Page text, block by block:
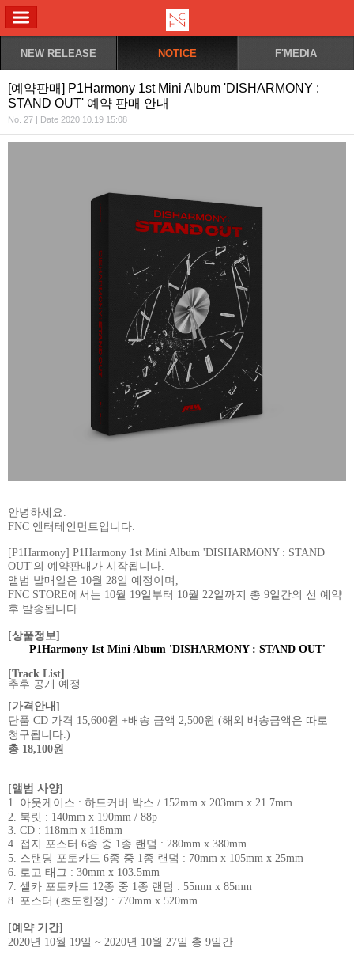
NEW RELEASE NOTICE F'MEDIA
[예약판매] P1Harmony 1st Mini Album 'DISHARMONY :
STAND OUT' 예약 판매 안내
No. 27 | Date 2020.10.19 15:08
안녕하세요.
FNC 엔터테인먼트입니다.
[P1Harmony] P1Harmony 1st Mini Album 'DISHARMONY : STAND
OUT'의 예약판매가 시작됩니다.
앨범 발매일은 10월 28일 예정이며 ,
FNC STORE에서는 10월 19일부터 10월 22일까지 총 9일간의 선 예약
후 발송됩니다.
[상품정보]
P1Harmony 1st Mini Album 'DISHARMONY : STAND OUT'
[Track List]
추후 공개 예정
[가격안내 ]
단품 CD 가격 15,600원 +배송 금액 2,500원 (해외 배송금액은 따로
청구됩니다.)
총 18,100원
[앨범 사양]
1. 아웃케이스 : 하드커버 박스 / 152mm x 203mm x 21.7mm
2. 북릿 : 140mm x 190mm / 88p
3. CD : 118mm x 118mm
4. 접지 포스터 6종 중 1종 랜덤 : 280mm x 380mm
5. 스탠딩 포토카드 6종 중 1종 랜덤 : 70mm x 105mm x 25mm
6. 로고 태그 : 30mm x 103.5mm
7. 셀카 포토카드 12종 중 1종 랜덤 : 55mm x 85mm
8. 포스터 (초도한정) : 770mm x 520mm
[예약 기간]
2020년 10월 19일 ~ 2020년 10월 27일 총 9일간